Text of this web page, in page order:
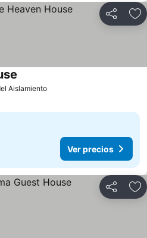
Compartir
AislamientoVer precios
Ver precios
Compartir